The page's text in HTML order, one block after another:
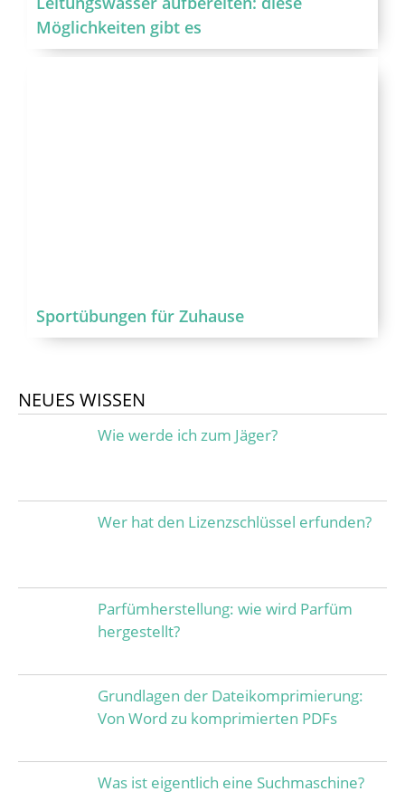
Möglichkeiten gibt es
Sportübungen für Zuhause
NEUES WISSEN
Wie werde ich zum Jäger?
Wer hat den Lizenzschlüssel erfunden?
Parfümherstellung: wie wird Parfüm
hergestellt?
Grundlagen der Dateikomprimierung:
Von Word zu komprimierten PDFs
Was ist eigentlich eine Suchmaschine?